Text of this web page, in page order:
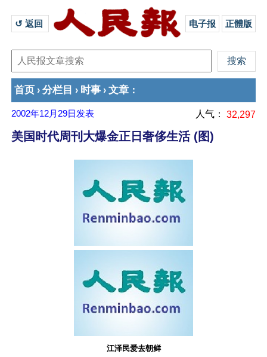
↺ 返回 电子报 正體版
首页 › 分栏目 › 时事 › 文章 ：
2002年12月29日 发表 人气： 32,297
美国时代周刊大爆金正日奢侈生活 (图)
江泽民爱去朝鲜